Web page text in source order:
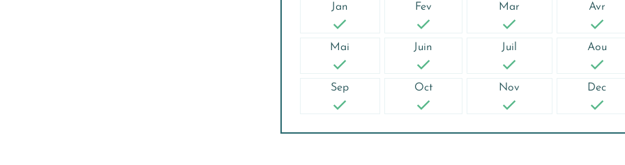
Jan Fev Mar Avr
Mai Juin Juil Aou
Sep Oct Nov Dec